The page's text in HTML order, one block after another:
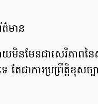
ត៌មាន
យ​មិ​ន​មែន​ជា​សេរីភាព​ន
តែជា​ការ​ប្រព្រឹត្ដិ​ខុស​ច្